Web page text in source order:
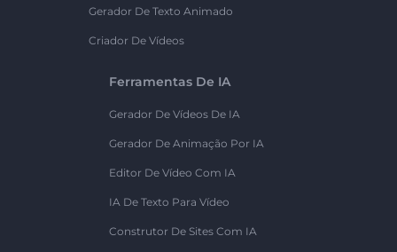
Gerador De Texto Animado
Criador De Vídeos
Ferramentas De IA
Gerador De Vídeos De IA
Gerador De Animação Por IA
Editor De Vídeo Com IA
IA De Texto Para Vídeo
Construtor De Sites Com IA